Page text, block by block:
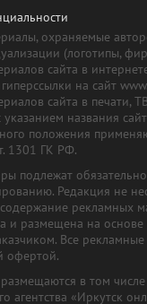
охраняемые
(логотипы,
сайта в
на сайт
сайта в печати,
названия
положения
1301 ГК РФ.
подлежат
Редакция не
содержание рекламных
и размещена на основе
Все
офертой.
в том
агентства «Иркутск